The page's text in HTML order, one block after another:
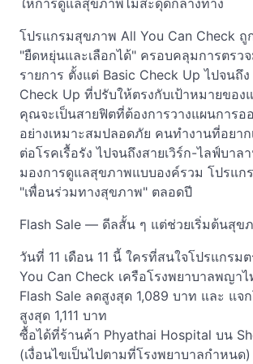
ให้การดูแลสุขภาพไม่สะดุดกลางทาง
โปรแกรมสุขภาพ All You Can Check ถู
"ยืดหยุ่นและเลือกได้" ครอบคลุมการตรว
รายการ ตั้งแต่ Basic Check Up ไปจนถึ
Check Up ที่ปรับให้ตรงกับเป้าหมายขอ
คุณจะเป็นสายฟิตที่ต้องการวางแผนการอ
อย่างเหมาะสมปลอดภัย คนทำงานที่อยาก
ต่อโรคเรื้อรัง ไปจนถึงสายเวิร์ก-ไลฟ์บา
มองการดูแลสุขภาพแบบองค์รวม โปรแก
"เพื่อนร่วมทางสุขภาพ" ตลอดปี
Flash Sale — ดีลสั้น ๆ แต่ช่วยเริ่มต้นสุข
วันที่ 11 เดือน 11 นี้ ใครที่สนใจโปรแกรม
You Can Check เครือโรงพยาบาลพญา
Flash Sale ลดสูงสุด 1,089 บาท และ แจ
สูงสุด 1,111 บาท
ซื้อได้ที่ร้านค้า Phyathai Hospital บน
(เงื่อนไขเป็นไปตามที่โรงพยาบาลกำหนด)